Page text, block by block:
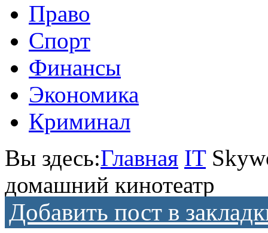
Право
Спорт
Финансы
Экономика
Криминал
Вы здесь:Главная IT
домашний кинотеатр
Добавить пост в